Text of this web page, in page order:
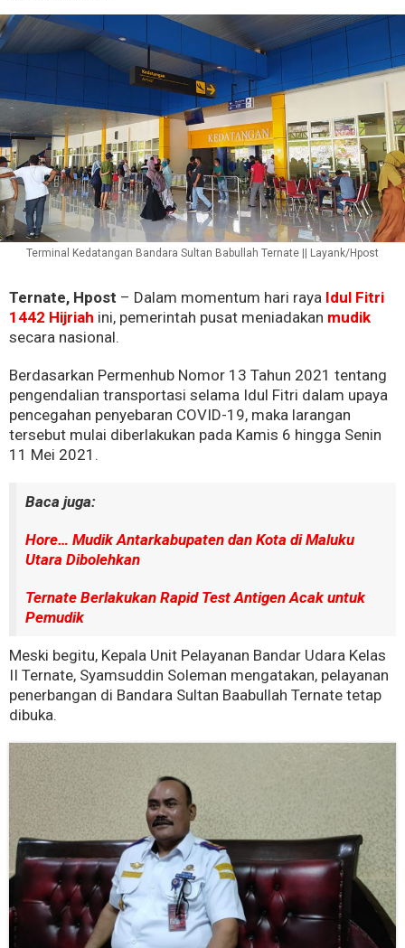
Terminal Kedatangan Bandara Sultan Babullah Ternate || Layank/Hpost
Ternate, Hpost – Dalam momentum hari raya Idul Fitri
1442 Hijriah ini, pemerintah pusat meniadakan mudik
secara nasional.
Berdasarkan Permenhub Nomor 13 Tahun 2021 tentang
pengendalian transportasi selama Idul Fitri dalam upaya
pencegahan penyebaran COVID-19, maka larangan
tersebut mulai diberlakukan pada Kamis 6 hingga Senin
11 Mei 2021.
Baca juga:
Hore… Mudik Antarkabupaten dan Kota di Maluku
Utara Dibolehkan
Ternate Berlakukan Rapid Test Antigen Acak untuk
Pemudik
Meski begitu, Kepala Unit Pelayanan Bandar Udara Kelas
II Ternate, Syamsuddin Soleman mengatakan, pelayanan
penerbangan di Bandara Sultan Baabullah Ternate tetap
dibuka.